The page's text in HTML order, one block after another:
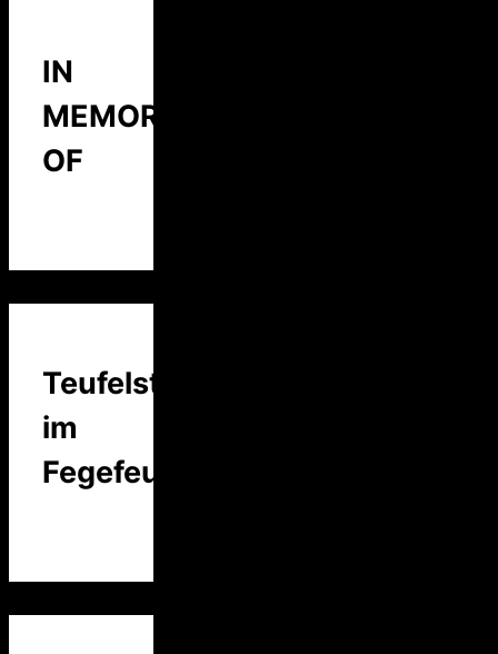
IN
MEMORY
OF
Teufelstalk
im
Fegefeuer